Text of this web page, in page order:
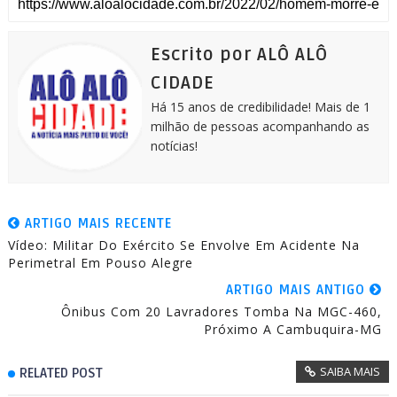
e
b
e
s
l
t
g
m
Escrito por ALÔ ALÔ
CIDADE
Há 15 anos de credibilidade! Mais de 1
milhão de pessoas acompanhando as
notícias!
ARTIGO MAIS RECENTE
Vídeo: Militar Do Exército Se Envolve Em Acidente Na
Perimetral Em Pouso Alegre
ARTIGO MAIS ANTIGO
Ônibus Com 20 Lavradores Tomba Na MGC-460,
Próximo A Cambuquira-MG
RELATED POST SAIBA MAIS